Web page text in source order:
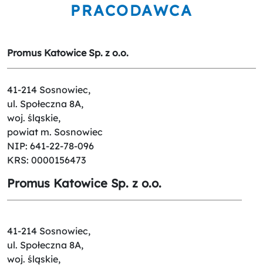
PRACODAWCA
Promus Katowice Sp. z o.o.
41-214 Sosnowiec,
ul. Społeczna 8A,
woj. śląskie,
powiat m. Sosnowiec
NIP: 641-22-78-096
KRS: 0000156473
Promus Katowice Sp. z o.o.
41-214 Sosnowiec,
ul. Społeczna 8A,
woj. śląskie,